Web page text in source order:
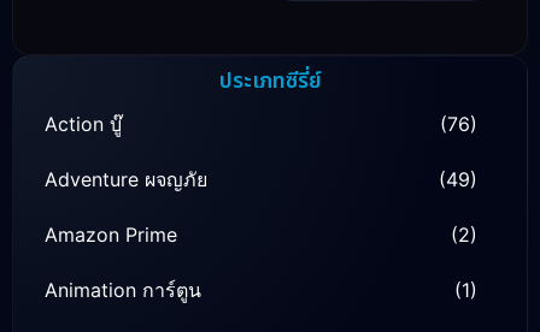
ประเภทซีรี่ย์
Action บู๊ (76)
Adventure ผจญภัย (49)
Amazon Prime (2)
Animation การ์ตูน (1)